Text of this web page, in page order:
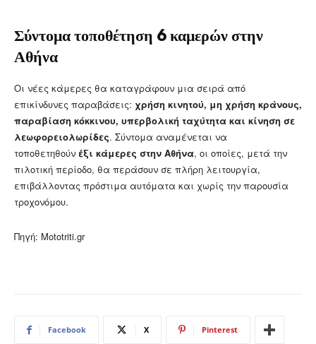
Σύντομα τοποθέτηση 6 καμερών στην
Αθήνα
Οι νέες κάμερες θα καταγράφουν μια σειρά από
επικίνδυνες παραβάσεις: χρήση κινητού, μη χρήση κράνους,
παραβίαση κόκκινου, υπερβολική ταχύτητα και κίνηση σε
λεωφορειολωρίδες. Σύντομα αναμένεται να
τοποθετηθούν έξι κάμερες στην Αθήνα, οι οποίες, μετά την
πιλοτική περίοδο, θα περάσουν σε πλήρη λειτουργία,
επιβάλλοντας πρόστιμα αυτόματα και χωρίς την παρουσία
τροχονόμου.
Πηγή: Mototriti.gr
Facebook X Pinterest